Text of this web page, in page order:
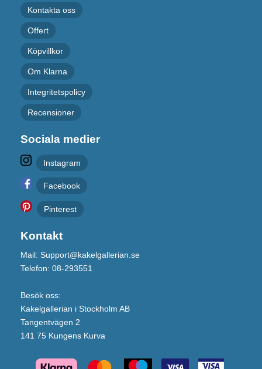
Kontakta oss
Offert
Köpvillkor
Om Klarna
Integritetspolicy
Recensioner
Sociala medier
Instagram
Facebook
Pinterest
Kontakt
Mail: Support@kakelgallerian.se
Telefon: 08-293551
Besök oss:
Kakelgallerian i Stockholm AB
Tangentvägen 2
141 75 Kungens Kurva